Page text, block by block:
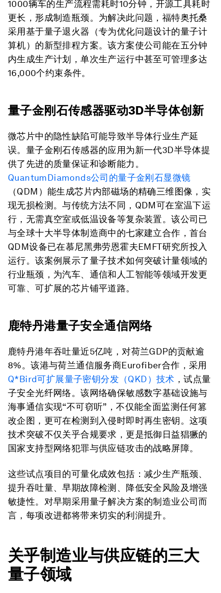
1000辆车的生产流程需耗时10分钟，开源工具耗时
更长，形成制造瓶颈。为解决此问题，福特奥托桑
采用基于量子退火器（专为优化问题设计的量子计
算机）的新型排程方案。该方案使公司能在五分钟
内生成生产计划，单次生产运行中甚至可管理多达
16,000个约束条件。
量子金刚石传感器驱动3D半导体创新
微芯片中的隐性缺陷可能导致半导体行业生产延
误。量子金刚石传感器的应用为新一代3D半导体提
供了先进的质量保证和诊断能力。
QuantumDiamonds公司的量子金刚石显微镜
（QDM）能生成芯片内部磁场的精确三维图像，实
现无损检测。与传统方法不同，QDM可在室温下运
行，无需真空室或低温设备等复杂装置。该公司已
与全球十大半导体制造商中的七家建立合作，首台
QDM设备已在慕尼黑弗劳恩霍夫EMFT研究所投入
运行。该案例展示了量子技术如何突破计量领域的
行业瓶颈，为汽车、通信和人工智能等领域开发更
可靠、可扩展的芯片铺平道路。
鹿特丹港量子安全通信网络
鹿特丹港年吞吐量近5亿吨，对荷兰GDP的贡献逾
8%。该港与荷兰通信服务商Eurofiber合作，采用
Q*Bird可扩展量子密钥分发（QKD）技术 ，试点量
子安全光纤网络。该网络确保敏感数字基础设施与
海事通信实现“不可窃听”，不仅能全面监测任何篡
改企图，更可在检测到入侵时即时再生密钥。这项
技术突破不仅关乎合规要求，更是抵御日益猖獗的
国家支持型网络犯罪与供应链攻击的战略屏障。
这些试点项目的可量化成效包括：减少生产瓶颈、
提升吞吐量、早期故障检测、降低安全风险及增强
敏捷性。对早期采用量子解决方案的制造业公司而
言，每项改进都将带来切实的利润提升。
关乎制造业与供应链的三大
量子领域